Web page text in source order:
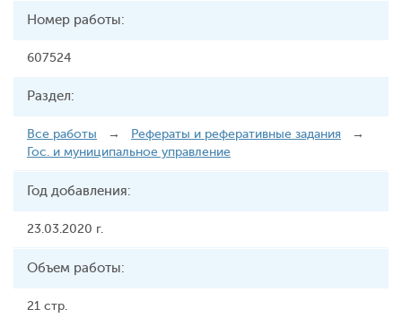
Номер работы:
607524
Раздел:
Все работы → Рефераты и реферативные задания →
Гос. и муниципальное управление
Год добавления:
23.03.2020 г.
Объем работы:
21 стр.